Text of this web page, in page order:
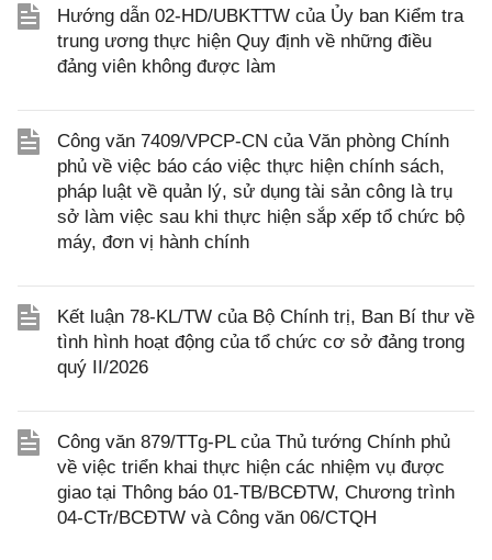
Hướng dẫn 02-HD/UBKTTW của Ủy ban Kiểm tra
trung ương thực hiện Quy định về những điều
đảng viên không được làm
Công văn 7409/VPCP-CN của Văn phòng Chính
phủ về việc báo cáo việc thực hiện chính sách,
pháp luật về quản lý, sử dụng tài sản công là trụ
sở làm việc sau khi thực hiện sắp xếp tổ chức bộ
máy, đơn vị hành chính
Kết luận 78-KL/TW của Bộ Chính trị, Ban Bí thư về
tình hình hoạt động của tổ chức cơ sở đảng trong
quý II/2026
Công văn 879/TTg-PL của Thủ tướng Chính phủ
về việc triển khai thực hiện các nhiệm vụ được
giao tại Thông báo 01-TB/BCĐTW, Chương trình
04-CTr/BCĐTW và Công văn 06/CTQH